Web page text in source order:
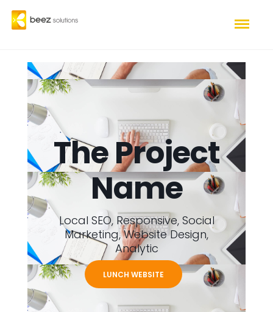
The Project
Name
Local SEO, Responsive, Social
Marketing, Website Design,
Analytic
LUNCH WEBSITE